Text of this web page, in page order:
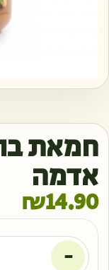
חמאת
אדמה
₪14.90
-